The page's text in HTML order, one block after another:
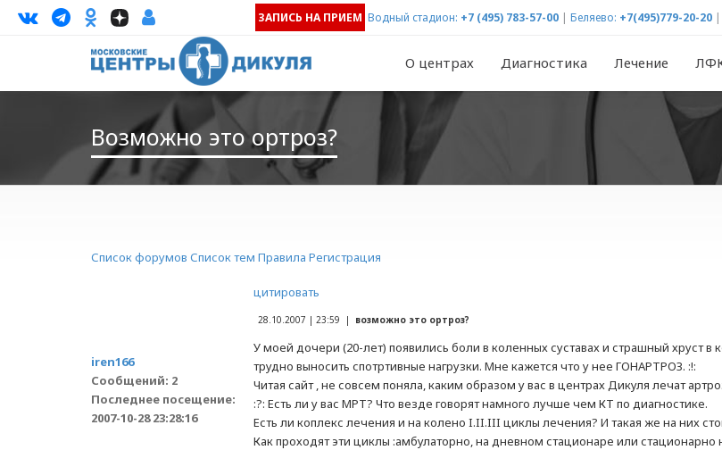
ЗАПИСЬ НА ПРИЕМ Водный стадион: +7 (495) 783-57-00 | Беляево: +7(495)779-20-20 |
О центрах Диагностика Лечение
Возможно это ортроз?
Список форумов Список тем Правила Регистрация
iren166
Сообщений: 2
Последнее посещение:
2007-10-28 23:28:16
цитировать
28.10.2007 | 23:59 | возможно это ортроз?
У моей дочери (20-лет) появились боли в коленных суставах и страшный хруст
трудно выносить спотртивные нагрузки. Мне кажется что у нее ГОНАРТРОЗ. :!:
Читая сайт , не совсем поняла, каким образом у вас в центрах Дикуля лечат
:?: Есть ли у вас МРТ? Что везде говорят намного лучше чем КТ по диагностике.
Есть ли коплекс лечения и на колено I.II.III циклы лечения? И такая же на них
Как проходят эти циклы :амбулаторно, на дневном стационаре или